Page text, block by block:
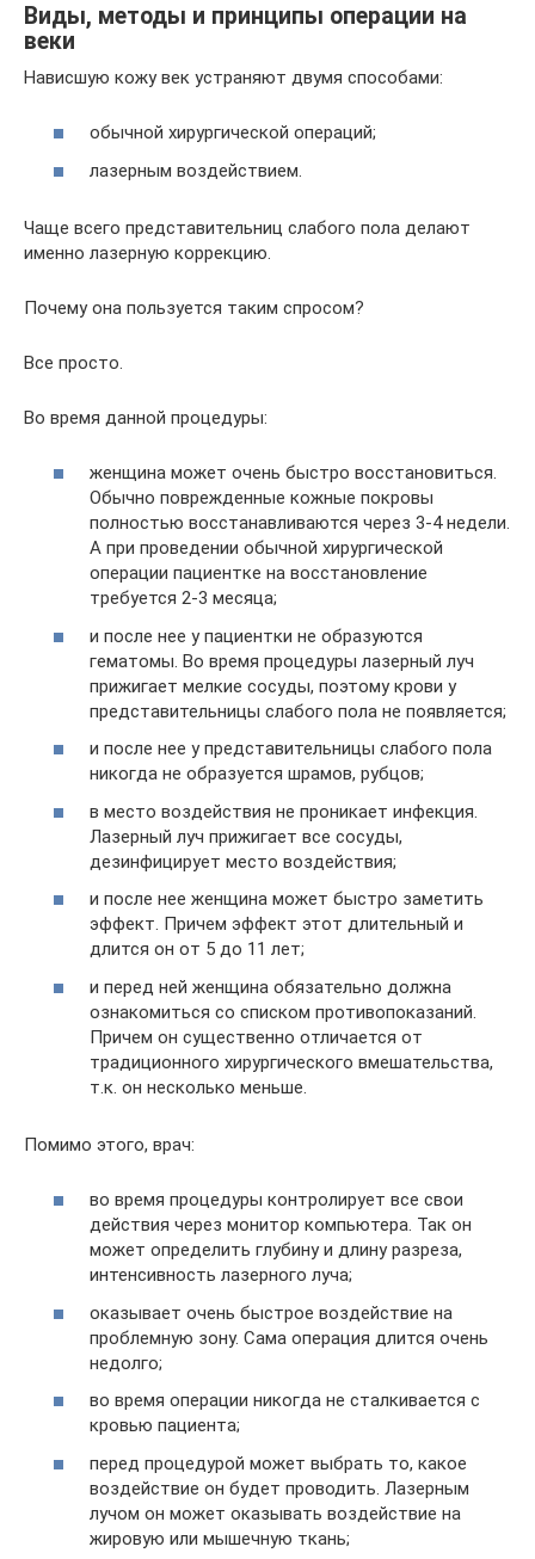
Виды, методы и принципы операции на
веки
Нависшую кожу век устраняют двумя способами:
обычной хирургической операций;
лазерным воздействием.
Чаще всего представительниц слабого пола делают
именно лазерную коррекцию.
Почему она пользуется таким спросом?
Все просто.
Во время данной процедуры:
женщина может очень быстро восстановиться.
Обычно поврежденные кожные покровы
полностью восстанавливаются через 3-4 недели.
А при проведении обычной хирургической
операции пациентке на восстановление
требуется 2-3 месяца;
и после нее у пациентки не образуются
гематомы. Во время процедуры лазерный луч
прижигает мелкие сосуды, поэтому крови у
представительницы слабого пола не появляется;
и после нее у представительницы слабого пола
никогда не образуется шрамов, рубцов;
в место воздействия не проникает инфекция.
Лазерный луч прижигает все сосуды,
дезинфицирует место воздействия;
и после нее женщина может быстро заметить
эффект. Причем эффект этот длительный и
длится он от 5 до 11 лет;
и перед ней женщина обязательно должна
ознакомиться со списком противопоказаний.
Причем он существенно отличается от
традиционного хирургического вмешательства,
т.к. он несколько меньше.
Помимо этого, врач:
во время процедуры контролирует все свои
действия через монитор компьютера. Так он
может определить глубину и длину разреза,
интенсивность лазерного луча;
оказывает очень быстрое воздействие на
проблемную зону. Сама операция длится очень
недолго;
во время операции никогда не сталкивается с
кровью пациента;
перед процедурой может выбрать то, какое
воздействие он будет проводить. Лазерным
лучом он может оказывать воздействие на
жировую или мышечную ткань;